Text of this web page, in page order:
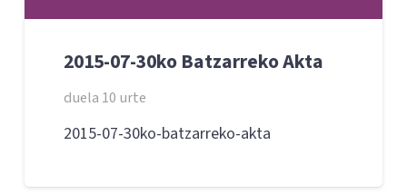
2015-07-30ko Batzarreko Akta
duela 10 urte
2015-07-30ko-batzarreko-akta